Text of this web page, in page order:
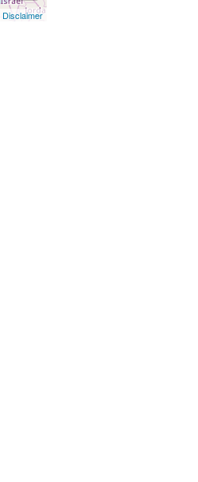
Disclaimer